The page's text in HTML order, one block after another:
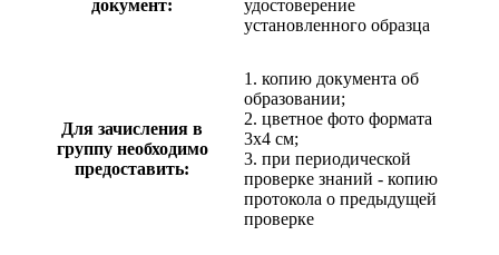
документ:
удостоверение
установленного образца
Для зачисления в
группу необходимо
предоставить:
1. копию документа об
образовании;
2. цветное фото формата
3х4 см;
3. при периодической
проверке знаний - копию
протокола о предыдущей
проверке